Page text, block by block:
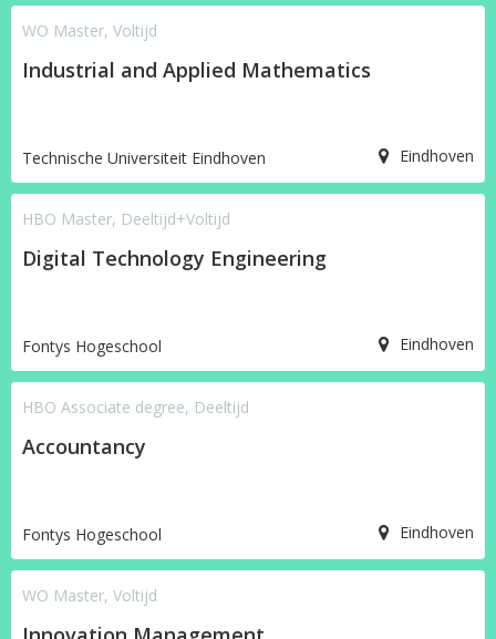
WO Master, Voltijd
Industrial and Applied Mathematics
Technische Universiteit Eindhoven Eindhoven
HBO Master, Deeltijd+Voltijd
Digital Technology Engineering
Fontys Hogeschool Eindhoven
HBO Associate degree, Deeltijd
Accountancy
Fontys Hogeschool Eindhoven
WO Master, Voltijd